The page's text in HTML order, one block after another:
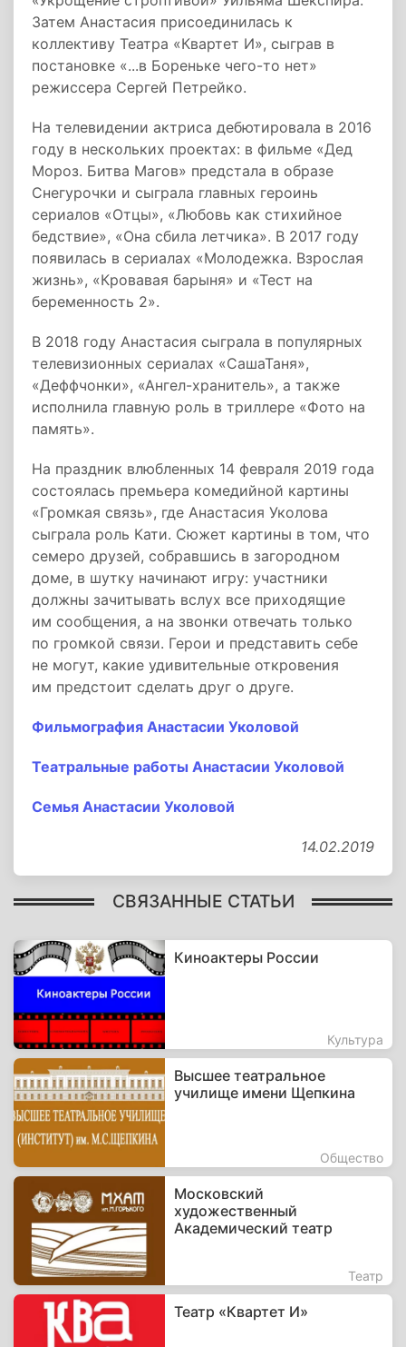
Затем Анастасия присоединилась к
коллективу Театра «Квартет И», сыграв в
постановке «...в Бореньке чего-то нет»
режиссера Сергей Петрейко.
На телевидении актриса дебютировала в 2016
году в нескольких проектах: в фильме «Дед
Мороз. Битва Магов» предстала в образе
Снегурочки и сыграла главных героинь
сериалов «Отцы», «Любовь как стихийное
бедствие», «Она сбила летчика». В 2017 году
появилась в сериалах «Молодежка. Взрослая
жизнь», «Кровавая барыня» и «Тест на
беременность 2».
В 2018 году Анастасия сыграла в популярных
телевизионных сериалах «СашаТаня»,
«Деффчонки», «Ангел-хранитель», а также
исполнила главную роль в триллере «Фото на
память».
На праздник влюбленных 14 февраля 2019 года
состоялась премьера комедийной картины
«Громкая связь», где Анастасия Уколова
сыграла роль Кати. Сюжет картины в том, что
семеро друзей, собравшись в загородном
доме, в шутку начинают игру: участники
должны зачитывать вслух все приходящие
им сообщения, а на звонки отвечать только
по громкой связи. Герои и представить себе
не могут, какие удивительные откровения
им предстоит сделать друг о друге.
Фильмография Анастасии Уколовой
Театральные работы Анастасии Уколовой
Семья Анастасии Уколовой
14.02.2019
СВЯЗАННЫЕ СТАТЬИ
Киноактеры России
Культура
Высшее театральное
училище имени Щепкина
Общество
Московский
художественный
Академический театр
Театр
Театр «Квартет И»